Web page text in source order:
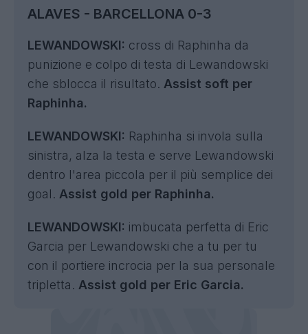
ALAVES - BARCELLONA 0-3
LEWANDOWSKI: cross di Raphinha da
punizione e colpo di testa di Lewandowski
che sblocca il risultato. Assist soft per
Raphinha.
LEWANDOWSKI: Raphinha si invola sulla
sinistra, alza la testa e serve Lewandowski
dentro l'area piccola per il più semplice dei
goal. Assist gold per Raphinha.
LEWANDOWSKI: imbucata perfetta di Eric
Garcia per Lewandowski che a tu per tu
con il portiere incrocia per la sua personale
tripletta. Assist gold per Eric Garcia.